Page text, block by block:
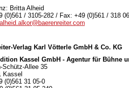
Britta Alheid
(0)561 / 3105-282 / Fax: +49 (0)561 / 318
alheid.alkor@baerenreiter.com
Verlag Karl Vötterle GmbH & Co. KG
Kassel GmbH - Agentur für Bühne
Schütz-Allee 35
Kassel
(0)561 31 05-0